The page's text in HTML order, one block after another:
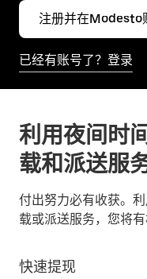
注册并在Modesto
已经有账号了？登录
利用夜间时
载和派送服
付出努力必有收获。
载或派送服务，您将
快速提现